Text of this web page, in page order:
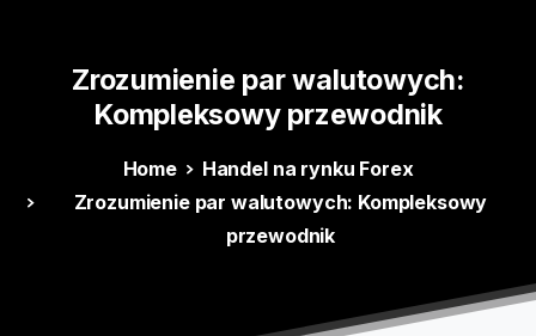
Zrozumienie parwalutowych:
Kompleksowy przewodnik
Home
Handel na rynku Forex
Zrozumienie par walutowych: Kompleksowy
przewodnik